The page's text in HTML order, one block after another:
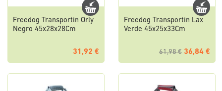
Freedog Transportin Orly
Negro 45x28x28Cm
31,92 €
Freedog Transportin Lax
Verde 45x25x33Cm
61,98 € 36,84 €